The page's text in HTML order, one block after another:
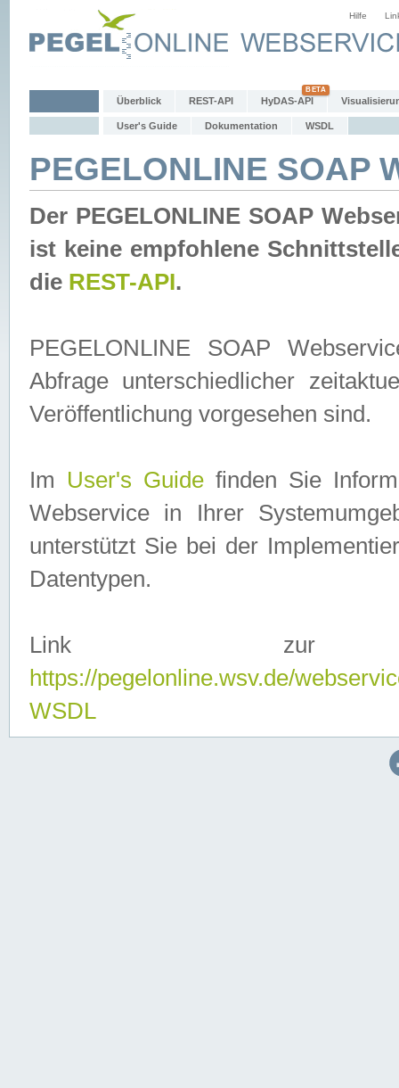
Hilfe
Überblick REST-API HyDAS-API
User's Guide Dokumentation WSDL
PEGELONLINE SOAP
Der PEGELONLINE SOAP
ist keine empfohlene
die REST-API.
PEGELONLINE SOAP
Abfrage unterschiedlicher
Veröffentlichung vorgesehen sind.
Im User's Guidefinden Sie
Webservice in Ihrer
unterstützt Sie bei der
Datentypen.
Link zur
https://pegelonline.wsv.de/
WSDL